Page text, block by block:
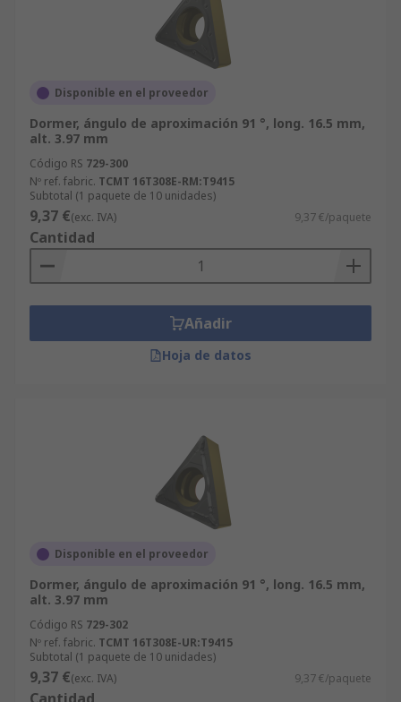
Disponible en el proveedor
Dormer, ángulo de aproximación 91 °, long. 16.5 mm,
alt. 3.97 mm
Código RS 729-300
Nº ref. fabric. TCMT 16T308E-RM:T9415
Subtotal (1 paquete de 10 unidades)
9,37 €(exc. IVA) 9,37 €/paquete
Cantidad
Añadir
Hoja de datos
Disponible en el proveedor
Dormer, ángulo de aproximación 91 °, long. 16.5 mm,
alt. 3.97 mm
Código RS 729-302
Nº ref. fabric. TCMT 16T308E-UR:T9415
Subtotal (1 paquete de 10 unidades)
9,37 €(exc. IVA) 9,37 €/paquete